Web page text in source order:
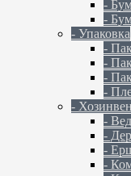
-
-
- Упаковка
-
-
-
-
-
-
-
-
-